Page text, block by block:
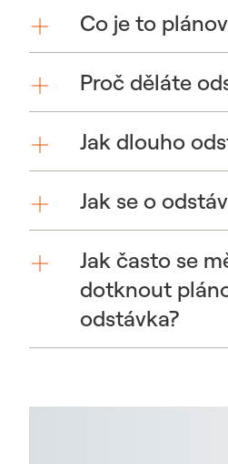
Co je to
Proč děláte
Jak dlouho
Jak se o
Jak často se
dotknout
odstávka?